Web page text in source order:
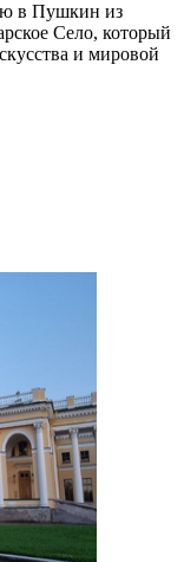
в Пушкин из
Село, который
и мировой